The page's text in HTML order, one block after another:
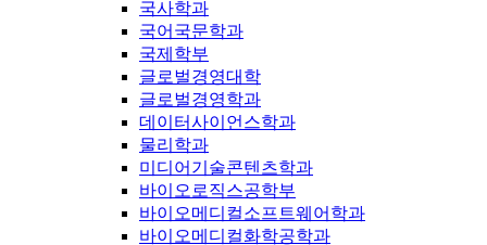
국사학과
국어국문학과
국제학부
글로벌경영대학
글로벌경영학과
데이터사이언스학과
물리학과
미디어기술콘텐츠학과
바이오로직스공학부
바이오메디컬소프트웨어학과
바이오메디컬화학공학과